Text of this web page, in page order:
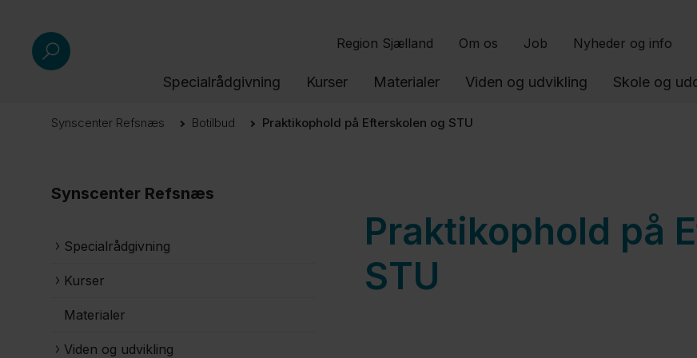
Region Sjælland Om os Job Nyheder og info
Specialrådgivning Kurser Materialer Viden og udvikling Skole og
Synscenter Refsnæs Botilbud Praktikophold på Efterskolen og STU
Synscenter Refsnæs
Specialrådgivning
Kurser
Materialer
Viden og udvikling
Praktikophold på
STU